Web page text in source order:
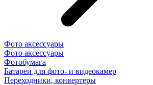
Фото аксессуары
Фото аксессуары
Фотобумага
Батареи для фото- и видеокамер
Переходники, конвертеры